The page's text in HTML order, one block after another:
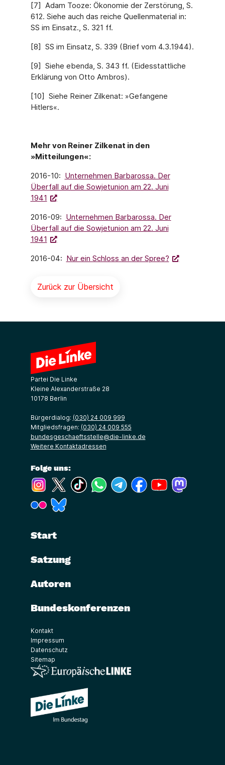
[7] Adam Tooze: Ökonomie der Zerstörung, S.
612. Siehe auch das reiche Quellenmaterial in:
SS im Einsatz., S. 321 ff.
[8] SS im Einsatz, S. 339 (Brief vom 4.3.1944).
[9] Siehe ebenda, S. 343 ff. (Eidesstattliche
Erklärung von Otto Ambros).
[10] Siehe Reiner Zilkenat: »Gefangene
Hitlers«.
Mehr von Reiner Zilkenat in den
»Mitteilungen«:
2016-10: Unternehmen Barbarossa. Der
Überfall auf die Sowjetunion am 22. Juni
1941
2016-09: Unternehmen Barbarossa. Der
Überfall auf die Sowjetunion am 22. Juni
1941
2016-04: Nur ein Schloss an der Spree?
Zurück zur Übersicht
Partei Die Linke
Kleine Alexanderstraße 28
10178 Berlin
Bürgerdialog: (030) 24 009 999
Mitgliedsfragen: (030) 24 009 555
bundesgeschaeftsstelle@die-linke.de
Weitere Kontaktadressen
Folge uns:
(Link öffnet ein neues Fenster)
(Link öffnet ein neues Fenster)
(Link öffnet ein neues Fenster)
(Link öffnet ein neues Fenster)
(Link öffnet ein neues Fenster)
(Link öffnet ein neues
(Link öffnet ein
(Link öffnet ein neues Fenster)
Start
Satzung
Autoren
Bundeskonferenzen
Kontakt
Impressum
Datenschutz
Sitemap
(Link öffnet ein neues Fenster)